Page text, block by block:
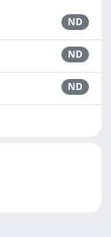
ND
ND
ND